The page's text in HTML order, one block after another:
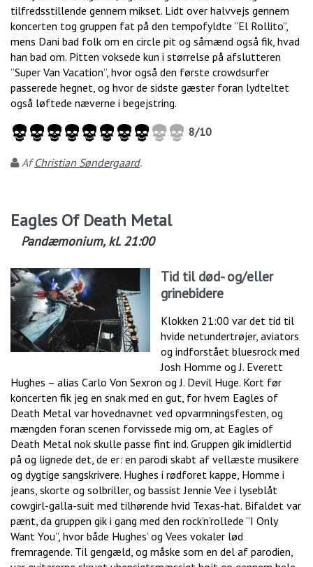
tilfredsstillende gennem mikset. Lidt over halvvejs gennem
koncerten tog gruppen fat på den tempofyldte ”El Rollito”,
mens Dani bad folk om en circle pit og såmænd også fik, hvad
han bad om. Pitten voksede kun i størrelse på afslutteren
”Super Van Vacation”, hvor også den første crowdsurfer
passerede hegnet, og hvor de sidste gæster foran lydteltet
også løftede næverne i begejstring.
8/10
AfChristian Søndergaard.
Eagles Of Death Metal
Pandæmonium, kl. 21:00
Tid til død- og/eller
grinebidere
Klokken 21:00 var det tid til
hvide netundertrøjer, aviators
og indforstået bluesrock med
Josh Homme og J. Everett
Hughes – alias Carlo Von Sexron og J. Devil Huge. Kort før
koncerten fik jeg en snak med en gut, for hvem Eagles of
Death Metal var hovednavnet ved opvarmningsfesten, og
mængden foran scenen forvissede mig om, at Eagles of
Death Metal nok skulle passe fint ind. Gruppen gik imidlertid
på og lignede det, de er: en parodi skabt af vellæste musikere
og dygtige sangskrivere. Hughes i rødforet kappe, Homme i
jeans, skorte og solbriller, og bassist Jennie Vee i lyseblåt
cowgirl-galla-suit med tilhørende hvid Texas-hat. Bifaldet var
pænt, da gruppen gik i gang med den rock’n’rollede ”I Only
Want You”, hvor både Hughes’ og Vees vokaler lød
fremragende. Til gengæld, og måske som en del af parodien,